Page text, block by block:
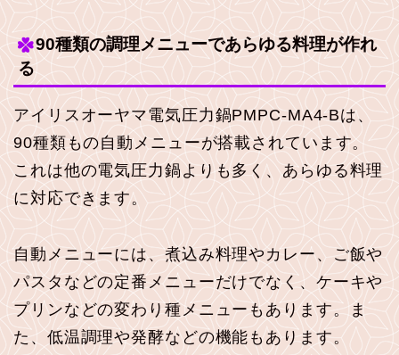
90種類の調理メニューであらゆる料理が作れ
る
アイリスオーヤマ電気圧力鍋PMPC-MA4-Bは、
90種類もの自動メニューが搭載されています。
これは他の電気圧力鍋よりも多く、あらゆる料理
に対応できます。
自動メニューには、煮込み料理やカレー、ご飯や
パスタなどの定番メニューだけでなく、ケーキや
プリンなどの変わり種メニューもあります。ま
た、低温調理や発酵などの機能もあります。